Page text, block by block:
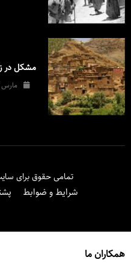
مشکل در
مارس 29,
تمامی حقوق برای
شرایط و ضوابط
همکاران ما